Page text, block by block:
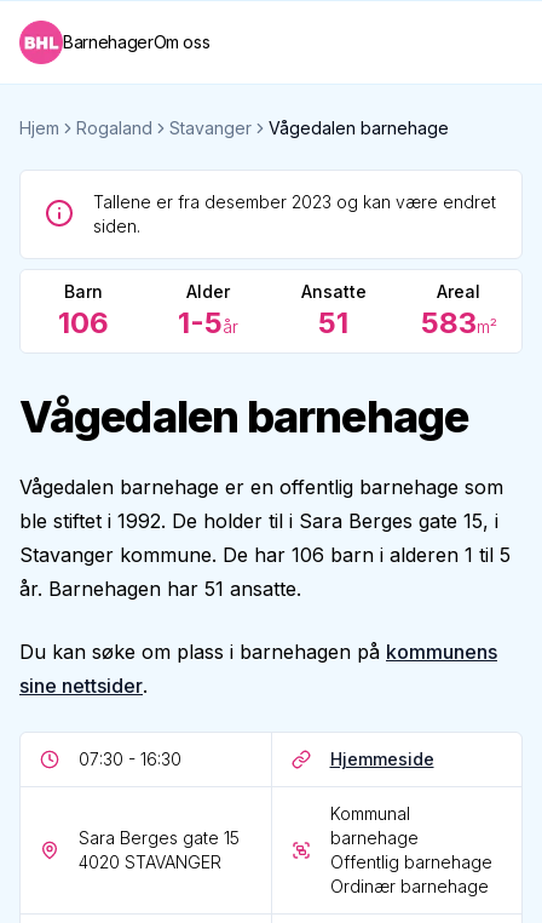
BarnehagerOm oss
Hjem Rogaland Stavanger Vågedalen barnehage
Tallene er fra desember 2023 og kan være endret
siden.
Barn
106
Alder
1-5år
Ansatte
51
Areal
583m²
Vågedalen barnehage
Vågedalen barnehage er en offentlig barnehage som
ble stiftet i 1992. De holder til i Sara Berges gate 15, i
Stavanger kommune. De har 106 barn i alderen 1 til 5
år. Barnehagen har 51 ansatte.
Du kan søke om plass i barnehagen på kommunens
sine nettsider.
07:30 - 16:30 Hjemmeside
Sara Berges gate 15
4020 STAVANGER
Kommunal
barnehage
Offentlig barnehage
Ordinær barnehage